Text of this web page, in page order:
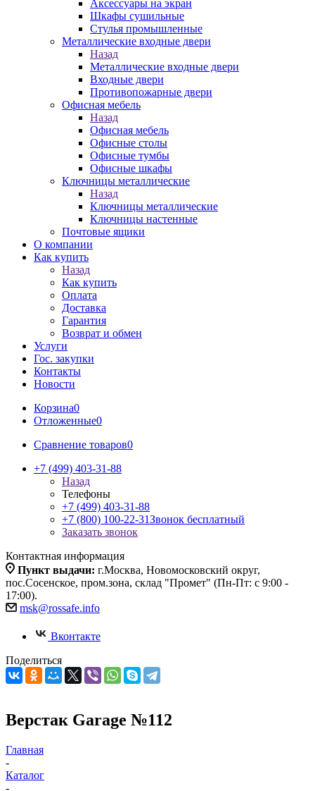
Аксессуары на экран
Шкафы сушильные
Стулья промышленные
Металлические входные двери
Назад
Металлические входные двери
Входные двери
Противопожарные двери
Офисная мебель
Назад
Офисная мебель
Офисные столы
Офисные тумбы
Офисные шкафы
Ключницы металлические
Назад
Ключницы металлические
Ключницы настенные
Почтовые ящики
О компании
Как купить
Назад
Как купить
Оплата
Доставка
Гарантия
Возврат и обмен
Услуги
Гос. закупки
Контакты
Новости
Корзина0
Отложенные0
Сравнение товаров0
+7 (499) 403-31-88
Назад
Телефоны
+7 (499) 403-31-88
+7 (800) 100-22-31Звонок бесплатный
Заказать звонок
Контактная информация
Пункт выдачи: г.Москва, Новомосковский округ,
пос.Сосенское, пром.зона, склад "Промет" (Пн-Пт: с 9:00 -
17:00).
msk@rossafe.info
Вконтакте
Поделиться
Верстак Garage №112
Главная
-
Каталог
-